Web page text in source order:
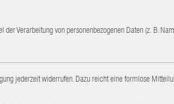
Verarbeitung von personenbezogenen Daten (z. B.
jederzeit widerrufen. Dazu reicht eine formlose